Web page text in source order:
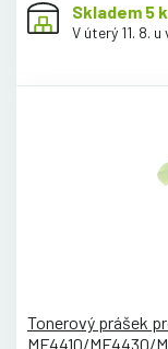
Skladem 5
V úterý 11. 8. u
Tonerový prášek
MF4410/MF4430/